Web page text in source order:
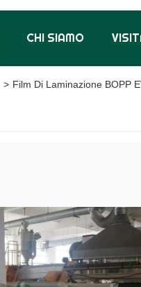
CHI SIAMO
> Film Di Laminazione BOPP